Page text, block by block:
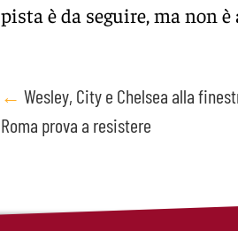
pista è da seguire, ma non
Post
navigation
← Wesley, City e Chelsea alla
Roma prova a resistere